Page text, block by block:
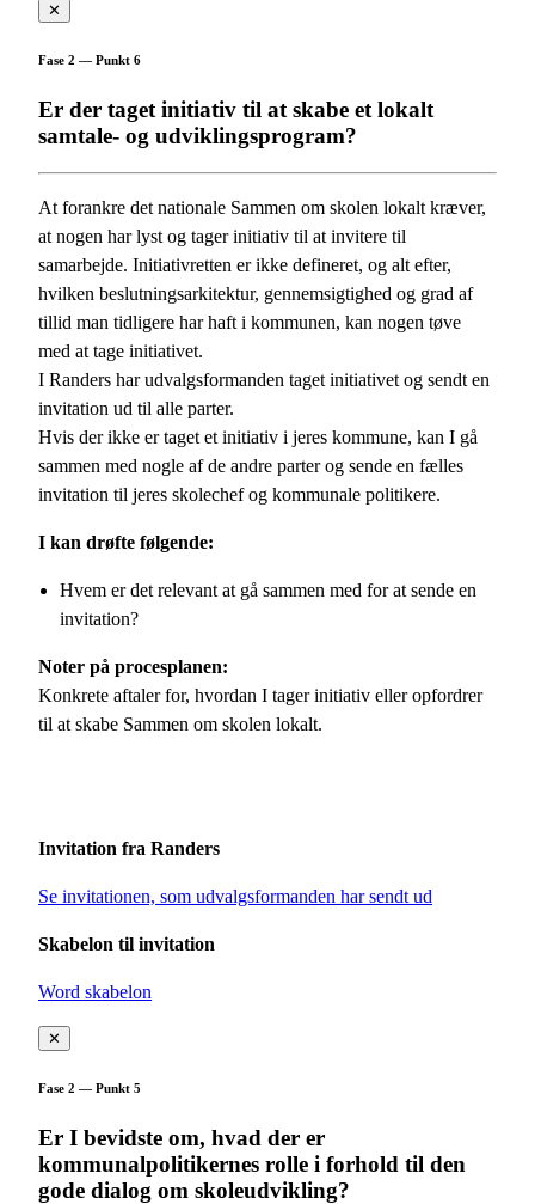
✕
Fase 2 — Punkt 6
Er der taget initiativ til at skabe et lokalt
samtale- og udviklingsprogram?
At forankre det nationale Sammen om skolen lokalt kræver,
at nogen har lyst og tager initiativ til at invitere til
samarbejde. Initiativretten er ikke defineret, og alt efter,
hvilken beslutningsarkitektur, gennemsigtighed og grad af
tillid man tidligere har haft i kommunen, kan nogen tøve
med at tage initiativet.
I Randers har udvalgsformanden taget initiativet og sendt en
invitation ud til alle parter.
Hvis der ikke er taget et initiativ i jeres kommune, kan I gå
sammen med nogle af de andre parter og sende en fælles
invitation til jeres skolechef og kommunale politikere.
I kan drøfte følgende:
Hvem er det relevant at gå sammen med for at sende en
invitation?
Noter på procesplanen:
Konkrete aftaler for, hvordan I tager initiativ eller opfordrer
til at skabe Sammen om skolen lokalt.
Invitation fra Randers
Se invitationen, som udvalgsformanden har sendt ud
Skabelon til invitation
Word skabelon
✕
Fase 2 — Punkt 5
Er I bevidste om, hvad der er
kommunalpolitikernes rolle i forhold til den
gode dialog om skoleudvikling?